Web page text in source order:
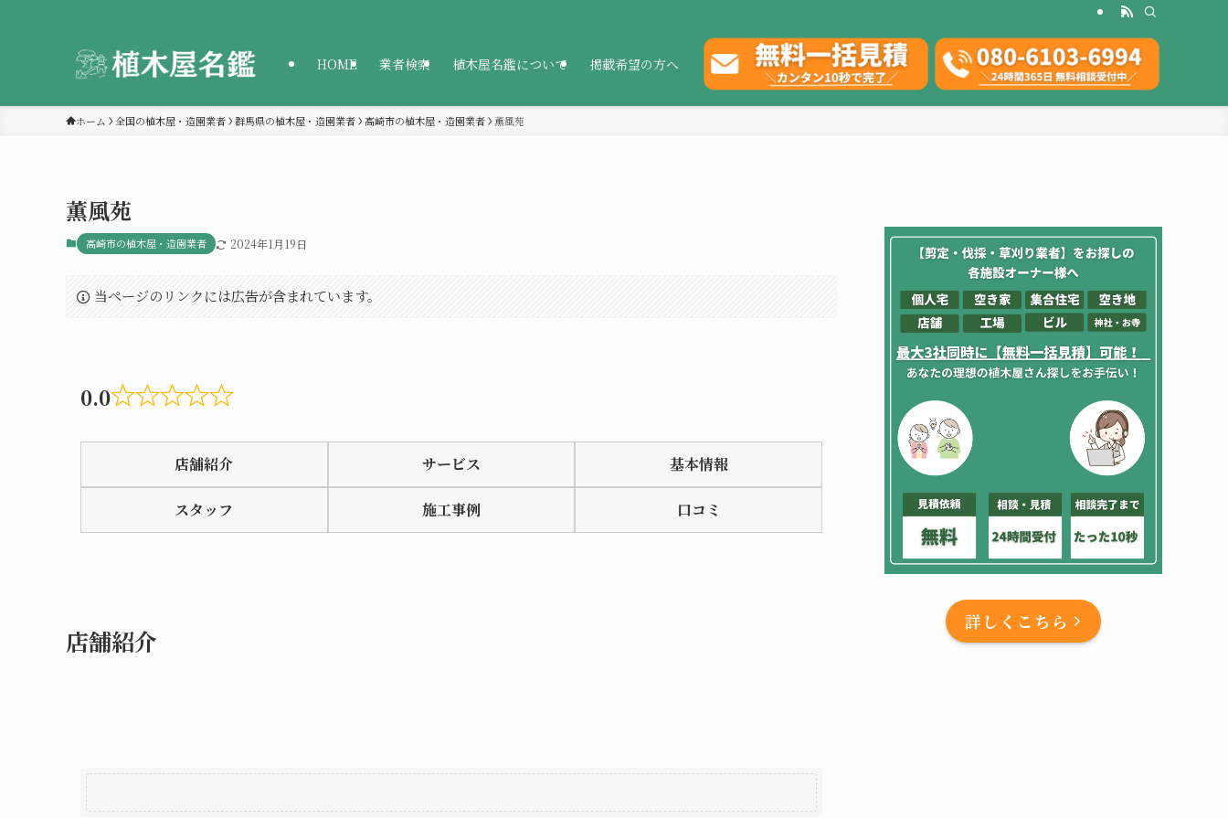
HOME 業者検索 植木屋名鑑について 掲載希望の方へ
ホーム 全国の植木屋・造園業者 群馬県の植木屋・造園業者 高崎市の植木屋・造園業者 薫風苑
薫風苑
高崎市の植木屋・造園業者 2024年1月19日
当ページのリンクには広告が含まれています。
0.0
Rated
0.0
out
of
5
店舗紹介 サービス 基本情報
スタッフ 施工事例 口コミ
店舗紹介
詳しくこちら